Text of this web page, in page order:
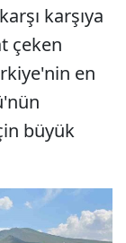
karşıya
çeken
en
büyük